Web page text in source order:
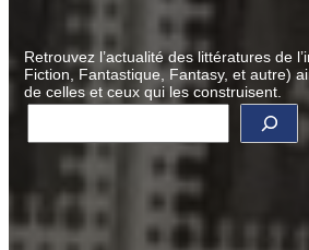
Retrouvez l’actualité des littératures de
Fiction, Fantastique, Fantasy, et autre)
de celles et ceux qui les construisent.
R
c
r
h